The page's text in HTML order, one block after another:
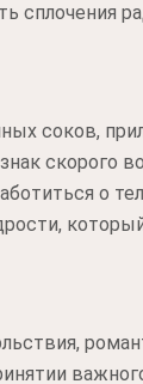
сплочения
соков,
скорого
о